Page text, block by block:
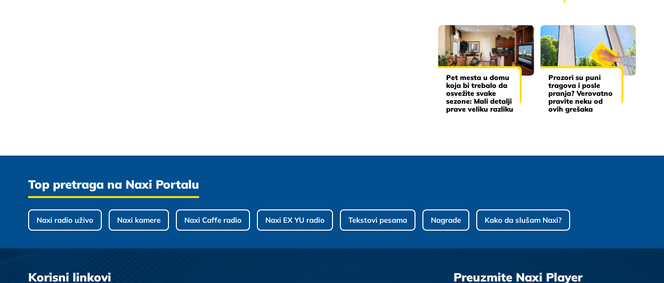
Pet mesta u domu
koja bi trebalo da
osvežite svake
sezone: Mali detalji
prave veliku razliku
Prozori su puni
tragova i posle
pranja? Verovatno
pravite neku od
ovih grešaka
Top pretraga na Naxi Portalu
Naxi radio uživo Naxi kamere Naxi Caffe radio Naxi EX YU radio Tekstovi pesama Nagrade Kako da slušam Naxi?
Korisni linkovi Preuzmite Naxi Player